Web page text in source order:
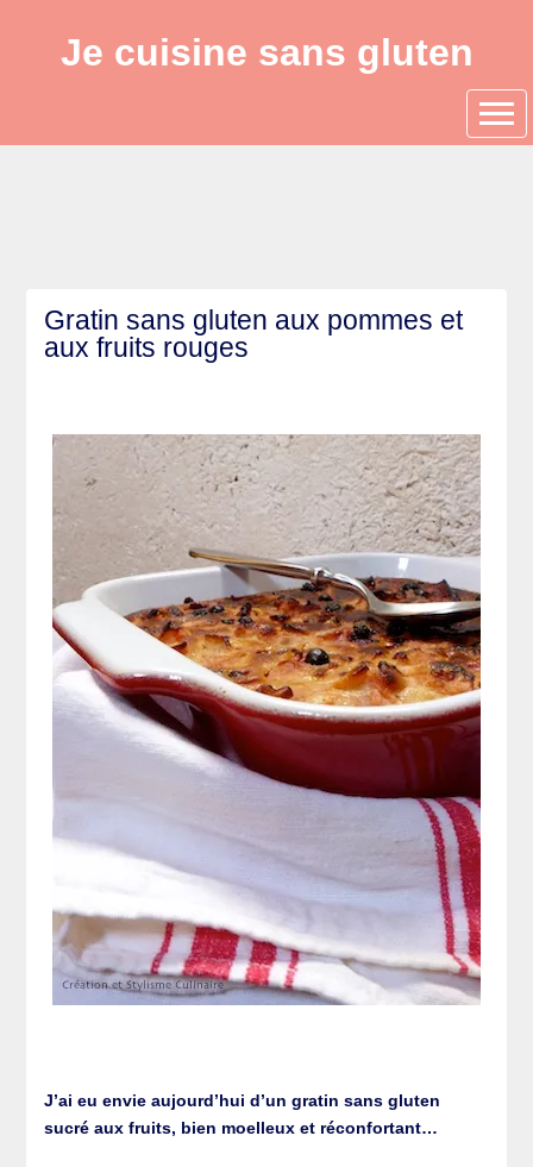
Je cuisine sans gluten
Gratin sans gluten aux pommes et
aux fruits rouges
J’ai eu envie aujourd’hui d’un gratin sans gluten
sucré aux fruits, bien moelleux et réconfortant…